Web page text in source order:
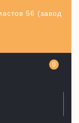
56 (завод
0